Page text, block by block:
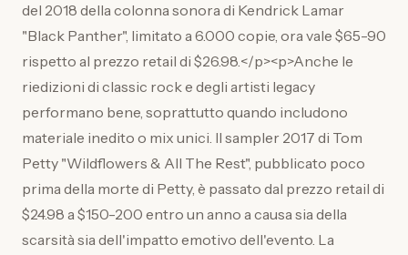
del 2018 della colonna sonora di Kendrick Lamar
"Black Panther", limitato a 6.000 copie, ora vale $65-90
rispetto al prezzo retail di $26.98.</p><p>Anche le
riedizioni di classic rock e degli artisti legacy
performano bene, soprattutto quando includono
materiale inedito o mix unici. Il sampler 2017 di Tom
Petty "Wildflowers & All The Rest", pubblicato poco
prima della morte di Petty, è passato dal prezzo retail di
$24.98 a $150-200 entro un anno a causa sia della
scarsità sia dell'impatto emotivo dell'evento. La